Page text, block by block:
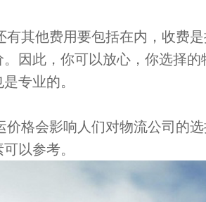
他费用要包括在内，收费是
因此，你可以放心，你选择
专业的。
会影响人们对物流公司的选
以参考。